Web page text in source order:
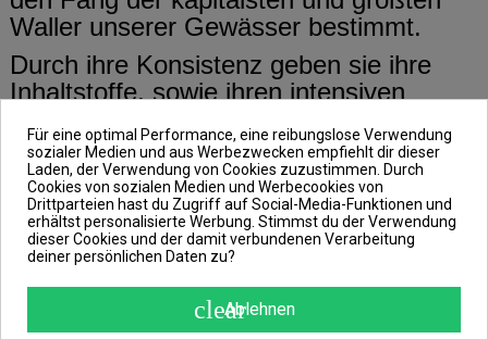
Waller unserer Gewässer bestimmt.
Durch ihre Konsistenz geben sie ihre
Inhaltstoffe, sowie ihren intensiven
ab.
Auch punkten diesePellets
insbesondere durch ihre Stabilität und
Beständigkeit gegen die Angriffe
kleinerer Fische. Mit anderen Worten
lösen sie sich erst nach sage und
schreibe ca. 48 Stunden auf.
Für eine optimal Performance, eine reibungslose Verwendung
sozialer Medien und aus Werbezwecken empfiehlt dir dieser
Laden, der Verwendung von Cookies zuzustimmen. Durch
Cookies von sozialen Medien und Werbecookies von
Drittparteien hast du Zugriff auf Social-Media-Funktionen und
erhältst personalisierte Werbung. Stimmst du der Verwendung
dieser Cookies und der damit verbundenen Verarbeitung
deiner persönlichen Daten zu?
clearAblehnen